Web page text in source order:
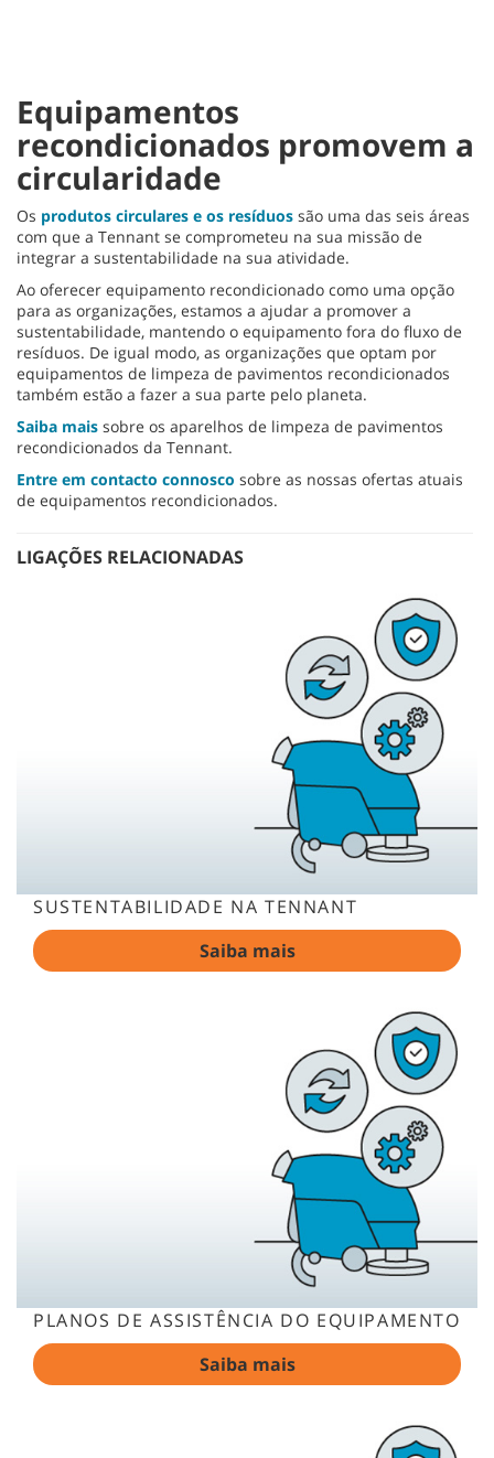
Equipamentos
recondicionados promovem a
circularidade
Os produtos circulares e os resíduos são uma das seis áreas
com que a Tennant se comprometeu na sua missão de
integrar a sustentabilidade na sua atividade.
Ao oferecer equipamento recondicionado como uma opção
para as organizações, estamos a ajudar a promover a
sustentabilidade, mantendo o equipamento fora do fluxo de
resíduos. De igual modo, as organizações que optam por
equipamentos de limpeza de pavimentos recondicionados
também estão a fazer a sua parte pelo planeta.
Saiba mais sobre os aparelhos de limpeza de pavimentos
recondicionados da Tennant.
Entre em contacto connosco sobre as nossas ofertas atuais
de equipamentos recondicionados.
LIGAÇÕES RELACIONADAS
SUSTENTABILIDADE NA TENNANT
Saiba mais
PLANOS DE ASSISTÊNCIA DO EQUIPAMENTO
Saiba mais